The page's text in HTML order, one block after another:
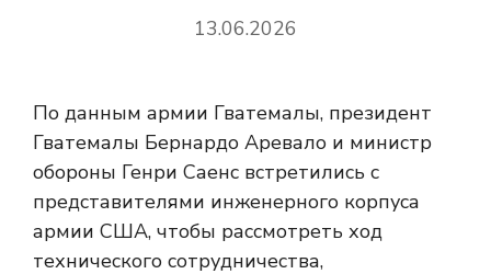
13.06.2026
По данным армии Гватемалы, президент
Гватемалы Бернардо Аревало и министр
обороны Генри Саенс встретились с
представителями инженерного корпуса
армии США, чтобы рассмотреть ход
технического сотрудничества,